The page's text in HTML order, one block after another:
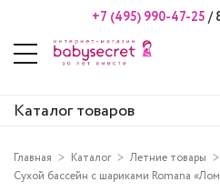
+7 (495) 990-47-25 /
Каталог товаров
Главная Каталог Летние товары
Сухой бассейн с шариками Romana